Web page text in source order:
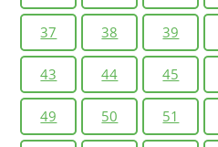
37 38 39
43 44 45
49 50 51